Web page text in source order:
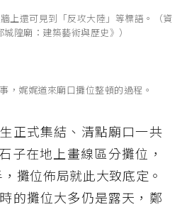
上還可見到「反攻大陸」等標語。（資
隍廟：建築藝術與歷史》）
，娓娓道來廟口攤位整頓的過程。
正式集結、清點廟口一共
子在地上畫線區分攤位，
攤位佈局就此大致底定。
的攤位大多仍是露天，鄭